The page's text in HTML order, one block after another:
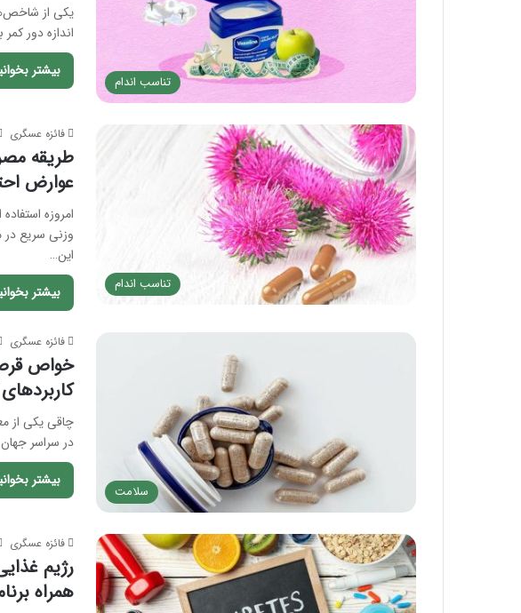
تناسب اندام
یکی از
اندازه دور
بیشتر
تناسب اندام
فائزه عسگری
طریقه
عوارض
امروزه
وزنی سریع در
این…
بیشتر
سلامت
فائزه عسگری
خواص
چاقی یکی از
در سراسر
بیشتر
فائزه عسگری
همراه